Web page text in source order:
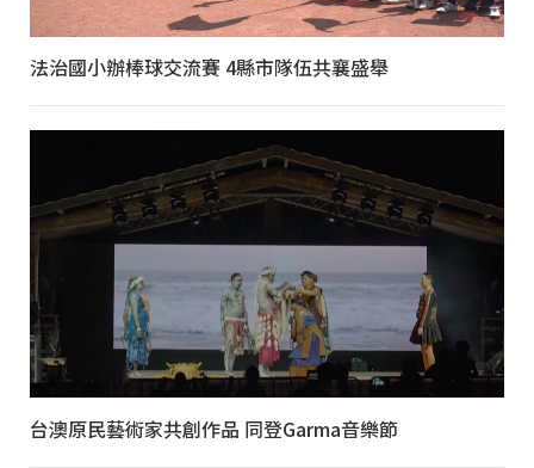
法治國小辦棒球交流賽 4縣市隊伍共襄盛舉
台澳原民藝術家共創作品 同登Garma音樂節